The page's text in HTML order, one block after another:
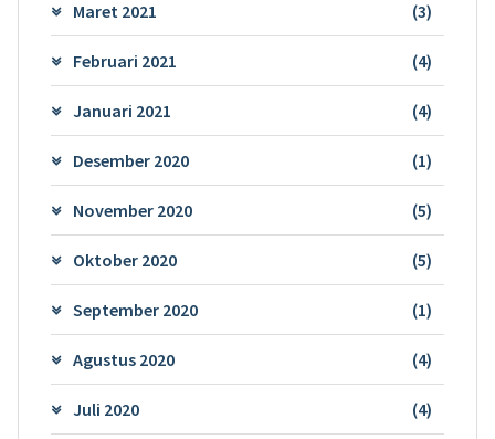
Maret 2021 (3)
Februari 2021 (4)
Januari 2021 (4)
Desember 2020 (1)
November 2020 (5)
Oktober 2020 (5)
September 2020 (1)
Agustus 2020 (4)
Juli 2020 (4)